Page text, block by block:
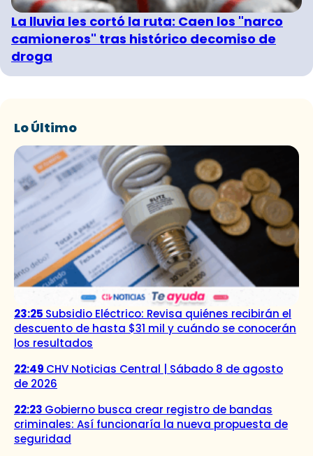
La lluvia les cortó la ruta: Caen los "narco
camioneros" tras histórico decomiso de
droga
Lo Último
23:25 Subsidio Eléctrico: Revisa quiénes recibirán el
descuento de hasta $31 mil y cuándo se conocerán
los resultados
22:49 CHV Noticias Central | Sábado 8 de agosto
de 2026
22:23 Gobierno busca crear registro de bandas
criminales: Así funcionaría la nueva propuesta de
seguridad